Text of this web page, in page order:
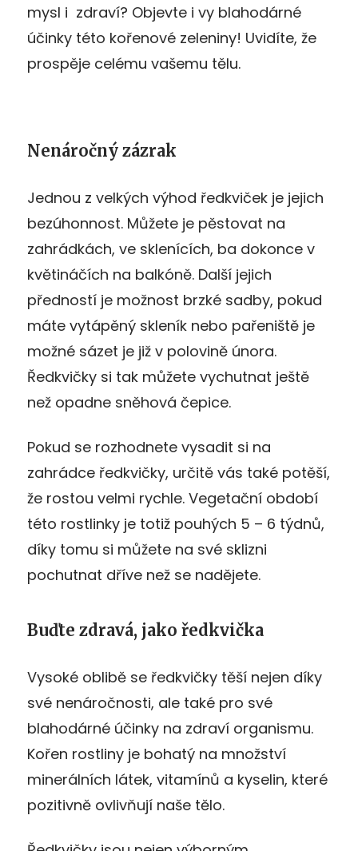
mysl i zdraví? Objevte i vy blahodárné
účinky této kořenové zeleniny! Uvidíte, že
prospěje celému vašemu tělu.
Nenáročný zázrak
Jednou z velkých výhod ředkviček je jejich
bezúhonnost. Můžete je pěstovat na
zahrádkách, ve sklenících, ba dokonce v
květináčích na balkóně. Další jejich
předností je možnost brzké sadby, pokud
máte vytápěný skleník nebo pařeniště je
možné sázet je již v polovině února.
Ředkvičky si tak můžete vychutnat ještě
než opadne sněhová čepice.
Pokud se rozhodnete vysadit si na
zahrádce ředkvičky, určitě vás také potěší,
že rostou velmi rychle. Vegetační období
této rostlinky je totiž pouhých 5 – 6 týdnů,
díky tomu si můžete na své sklizni
pochutnat dříve než se nadějete.
Buďte zdravá, jako ředkvička
Vysoké oblibě se ředkvičky těší nejen díky
své nenáročnosti, ale také pro své
blahodárné účinky na zdraví organismu.
Kořen rostliny je bohatý na množství
minerálních látek, vitamínů a kyselin, které
pozitivně ovlivňují naše tělo.